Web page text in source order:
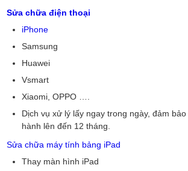
Sửa chữa điện thoại
iPhone
Samsung
Huawei
Vsmart
Xiaomi, OPPO ….
Dịch vụ xử lý lấy ngay trong ngày, đảm
hành lên đến 12 tháng.
Sửa chữa máy tính bảng iPad
Thay màn hình iPad